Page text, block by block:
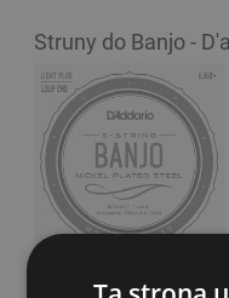
Struny do Banjo -